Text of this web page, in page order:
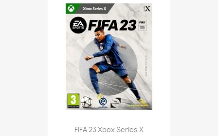
FIFA 23 Xbox Series X